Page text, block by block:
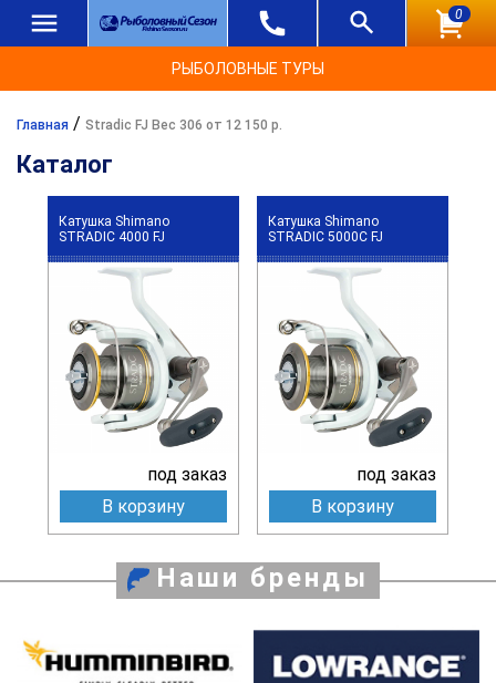
0
РЫБОЛОВНЫЕ ТУРЫ
Главная / Stradic FJ Вес 306 от 12 150 р.
Каталог
Катушка Shimano
STRADIC 4000 FJ
под заказ
В корзину
Катушка Shimano
STRADIC 5000C FJ
под заказ
В корзину
Наши бренды